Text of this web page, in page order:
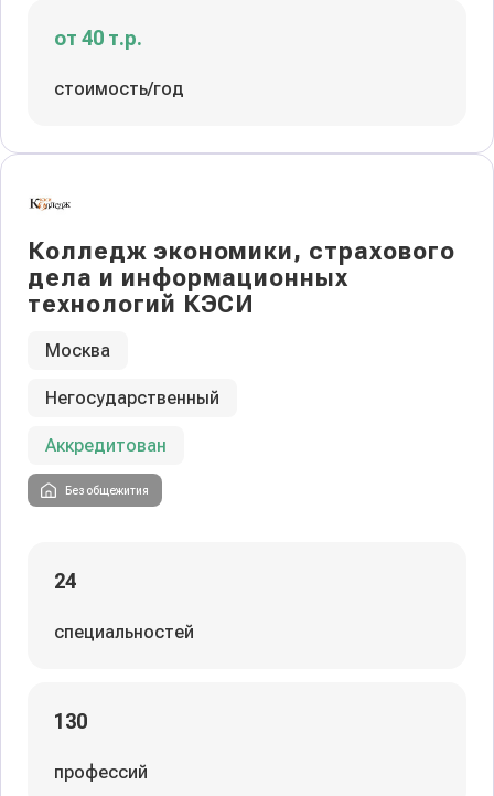
от 40 т.р.
стоимость/год
Колледж экономики, страхового
дела и информационных
технологий КЭСИ
Москва
Негосударственный
Аккредитован
Без общежития
24
специальностей
130
профессий